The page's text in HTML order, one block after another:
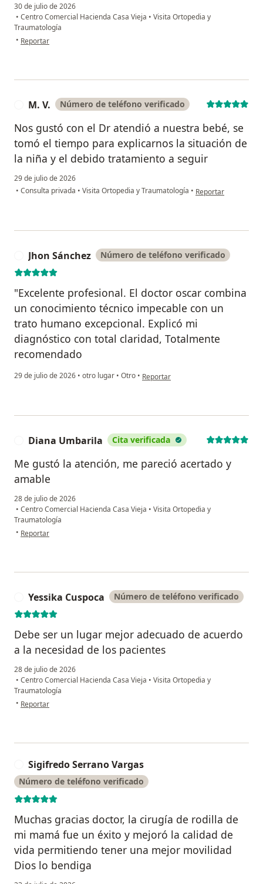
30 de julio de 2026
• Centro Comercial Hacienda Casa Vieja • Visita Ortopedia y
Traumatología
• en opinión del usuario Yuber castiblanco
Reportar
M. V. Número de teléfono verificado
Nos gustó con el Dr atendió a nuestra bebé, se
tomó el tiempo para explicarnos la situación de
la niña y el debido tratamiento a seguir
29 de julio de 2026
• Consulta privada • Visita Ortopedia y Traumatología • en opinión del
Reportar
Jhon Sánchez Número de teléfono verificado
"Excelente profesional. El doctor oscar combina
un conocimiento técnico impecable con un
trato humano excepcional. Explicó mi
diagnóstico con total claridad, Totalmente
recomendado
29 de julio de 2026 • otro lugar • Otro • en opinión del usuario Jhon Sánchez
Reportar
Diana Umbarila Cita verificada
Me gustó la atención, me pareció acertado y
amable
28 de julio de 2026
• Centro Comercial Hacienda Casa Vieja • Visita Ortopedia y
Traumatología
• en opinión del usuario Diana Umbarila
Reportar
Yessika Cuspoca Número de teléfono verificado
Debe ser un lugar mejor adecuado de acuerdo
a la necesidad de los pacientes
28 de julio de 2026
• Centro Comercial Hacienda Casa Vieja • Visita Ortopedia y
Traumatología
• en opinión del usuario Yessika Cuspoca
Reportar
Sigifredo Serrano Vargas
Número de teléfono verificado
Muchas gracias doctor, la cirugía de rodilla de
mi mamá fue un éxito y mejoró la calidad de
vida permitiendo tener una mejor movilidad
Dios lo bendiga